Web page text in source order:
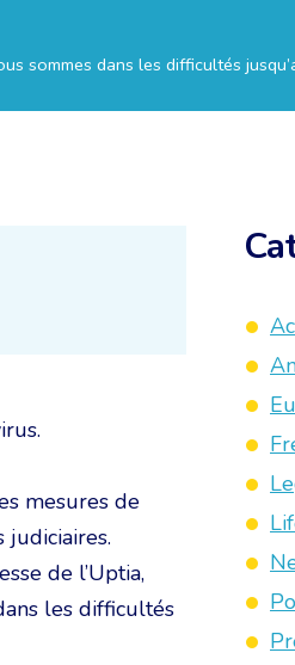
sommes dans les difficultés
mesures de
de l’Uptia,
les difficultés